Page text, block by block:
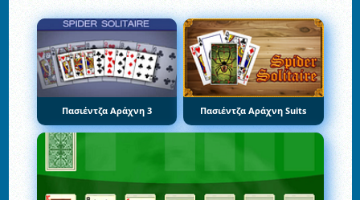
Πασιέντζα Αράχνη 3 Πασιέντζα Αράχνη Suits